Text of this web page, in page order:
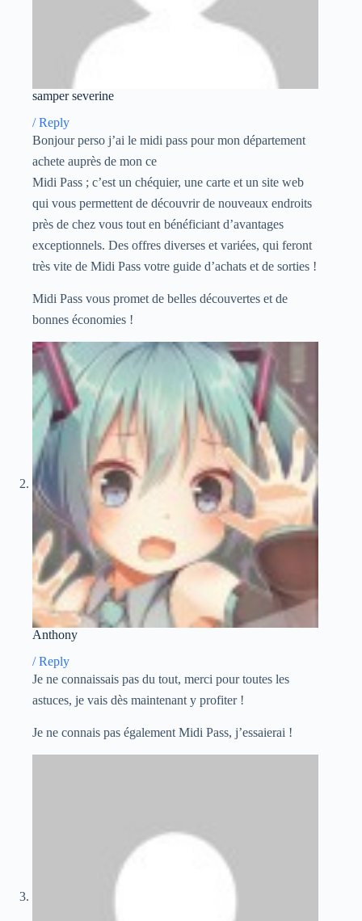
samper severine
/Reply
Bonjour perso j’ai le midi pass pour mon département
achete auprès de mon ce
Midi Pass ; c’est un chéquier, une carte et un site web
qui vous permettent de découvrir de nouveaux endroits
près de chez vous tout en bénéficiant d’avantages
exceptionnels. Des offres diverses et variées, qui feront
très vite de Midi Pass votre guide d’achats et de sorties !
Midi Pass vous promet de belles découvertes et de
bonnes économies !
Anthony
/Reply
Je ne connaissais pas du tout, merci pour toutes les
astuces, je vais dès maintenant y profiter !
Je ne connais pas également Midi Pass, j’essaierai !